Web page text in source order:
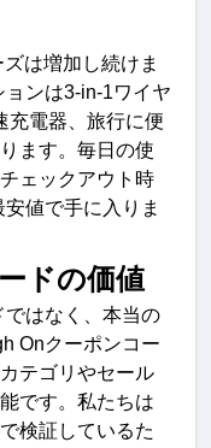
は増加し続けま
ンは3-in-1ワイヤ
充電器、旅行に便
ます。毎日の使
ェックアウト時
値で手に入りま
ドの価値
ではなく、本当の
Onクーポンコー
テゴリやセール
です。私たちは
検証しているた